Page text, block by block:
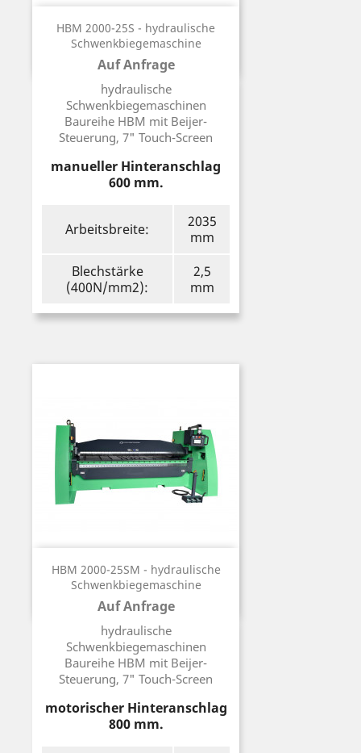
HBM 2000-25S - hydraulische
Schwenkbiegemaschine
Auf Anfrage
Preis
hydraulische
Schwenkbiegemaschinen
Baureihe HBM mit Beijer-
Steuerung, 7" Touch-Screen
manueller Hinteranschlag
600 mm.
Arbeitsbreite:
2035
mm
Blechstärke
(400N/mm2):
2,5
mm
HBM 2000-25SM - hydraulische
Schwenkbiegemaschine
Auf Anfrage
Preis
hydraulische
Schwenkbiegemaschinen
Baureihe HBM mit Beijer-
Steuerung, 7" Touch-Screen
motorischer Hinteranschlag
800 mm.